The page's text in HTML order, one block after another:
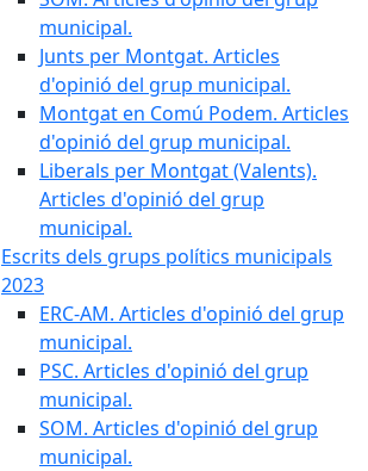
municipal.
Junts per Montgat. Articles
d'opinió del grup municipal.
Montgat en Comú Podem. Articles
d'opinió del grup municipal.
Liberals per Montgat (Valents).
Articles d'opinió del grup
municipal.
Escrits dels grups polítics municipals
2023
ERC-AM. Articles d'opinió del grup
municipal.
PSC. Articles d'opinió del grup
municipal.
SOM. Articles d'opinió del grup
municipal.